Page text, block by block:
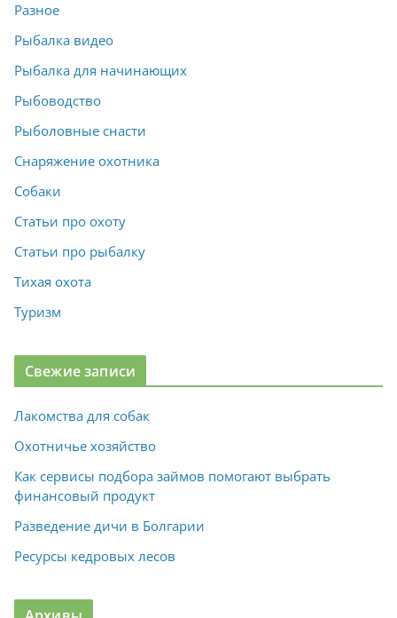
Разное
Рыбалка видео
Рыбалка для начинающих
Рыбоводство
Рыболовные снасти
Снаряжение охотника
Собаки
Статьи про охоту
Статьи про рыбалку
Тихая охота
Туризм
Свежие записи
Лакомства для собак
Охотничье хозяйство
Как сервисы подбора займов помогают выбрать
финансовый продукт
Разведение дичи в Болгарии
Ресурсы кедровых лесов